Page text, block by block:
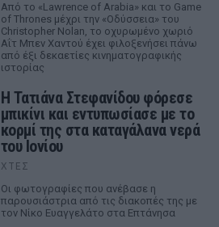
Από το «Lawrence of Arabia» και το Game
of Thrones μέχρι την «Οδύσσεια» του
Christopher Nolan, το οχυρωμένο χωριό
Αΐτ Μπεν Χαντού έχει φιλοξενήσει πάνω
από έξι δεκαετίες κινηματογραφικής
ιστορίας
Η Τατιάνα Στεφανίδου φόρεσε
μπικίνι και εντυπωσίασε με το
κορμί της στα καταγάλανα νερά
του Ιονίου
ΧΤΕΣ
Οι φωτογραφίες που ανέβασε η
παρουσιάστρια από τις διακοπές της με
τον Νίκο Ευαγγελάτο στα Επτάνησα